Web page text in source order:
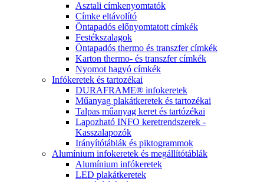
Asztali címkenyomtatók
Címke eltávolító
Öntapadós előnyomtatott címkék
Festékszalagok
Öntapadós thermo és transzfer címkék
Karton thermo- és transzfer címkék
Nyomot hagyó címkék
Infókeretek és tartozékai
DURAFRAME® infokeretek
Műanyag plakátkeretek és tartozékai
Talpas műanyag keret és tartózékai
Lapozható INFO keretrendszerek -
Kasszalapozók
Irányítótáblák és piktogrammok
Alumínium infokeretek és megállítótáblák
Alumínium infókeretek
LED plakátkeretek